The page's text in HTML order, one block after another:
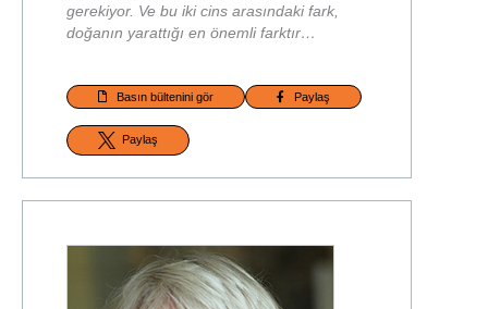
gerekiyor. Ve bu iki cins arasındaki fark,
doğanın yarattığı en önemli farktır…
Basın bültenini gör Paylaş
Paylaş